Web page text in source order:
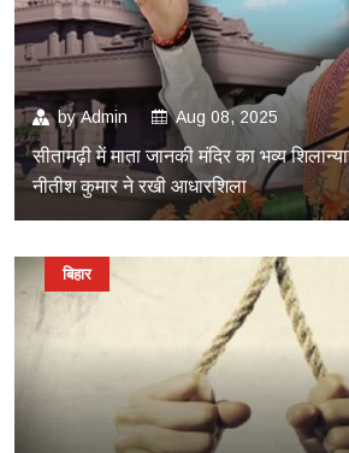
byAdmin Aug 08, 2025
सीतामढ़ी में माता जानकी मंदिर का भव्य
नीतीश कुमार ने रखी आधारशिला
बिहार